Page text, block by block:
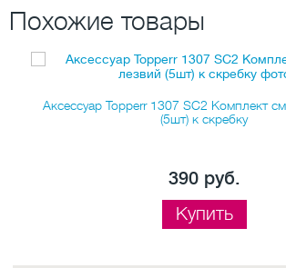
Похожие товары
Аксессуар Topperr 1307 SC2 Комплект
(5шт) к скребку
390 руб.
Купить